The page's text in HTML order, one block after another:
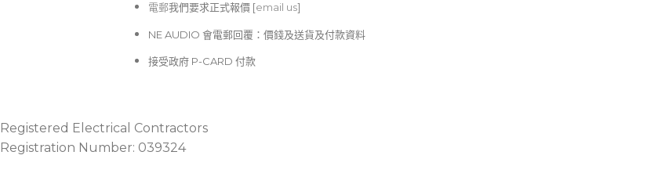
電郵我們要求正式報價 [email us]
NE AUDIO 會電郵回覆：價錢及送貨及付款資料
接受政府 P-CARD 付款
Registered Electrical Contractors
Registration Number: 039324